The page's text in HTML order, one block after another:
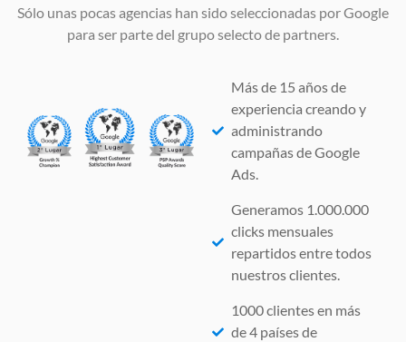
Sólo unas pocas agencias han sido seleccionadas por Google
para ser parte del grupo selecto de partners.
Más de 15 años de
experiencia creando y
administrando
campañas de Google
Ads.
Generamos 1.000.000
clicks mensuales
repartidos entre todos
nuestros clientes.
1000 clientes en más
de 4 países de